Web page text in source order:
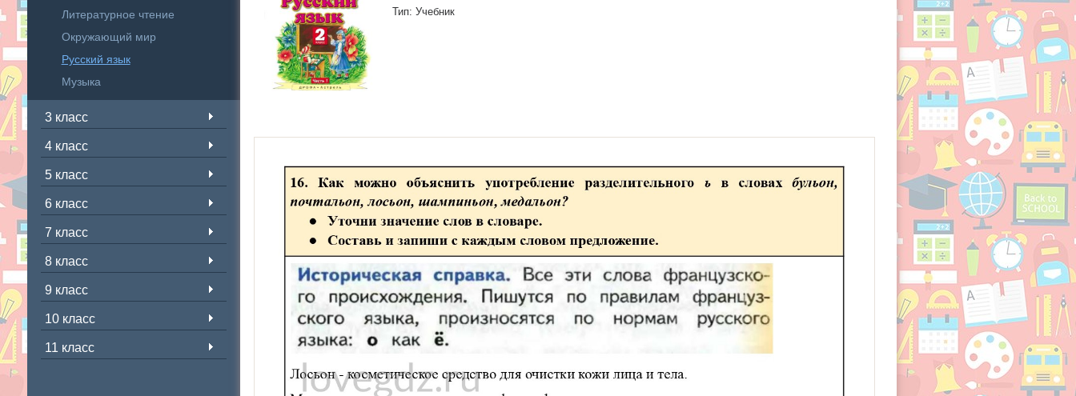
Литературное чтение
Окружающий мир
Русский язык
Музыка
3 класс
4 класс
5 класс
6 класс
7 класс
8 класс
9 класс
10 класс
11 класс
Тип: Учебник